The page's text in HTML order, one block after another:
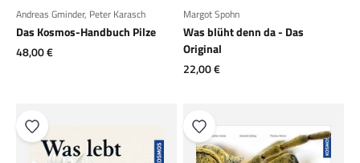
Andreas Gminder, Peter Karasch
Das Kosmos-Handbuch Pilze
Angebot
48,00 €
Margot Spohn
Was blüht denn da - Das
Original
Angebot
22,00 €